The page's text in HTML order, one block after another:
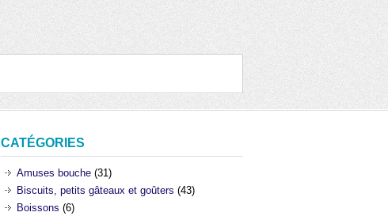
CATÉGORIES
Amuses bouche(31)
Biscuits, petits gâteaux et goûters (43)
Boissons (6)